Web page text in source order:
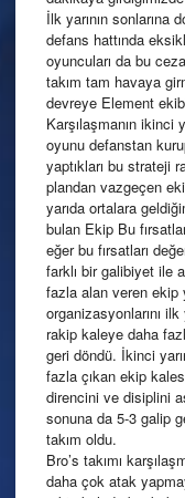
İlk yarının sonlarına
defans hattında
oyuncuları da bu
takım tam havaya
devreye Element
Karşılaşmanın ikinci
oyunu defanstan
yaptıkları bu strateji
plandan vazgeçen
yarıda ortalara
bulan Ekip Bu
eğer bu fırsatları
farklı bir galibiyet ile
fazla alan veren ekip
organizasyonlarını
rakip kaleye daha
geri döndü. İkinci
fazla çıkan ekip
direncini ve disiplini
sonuna da 5-3 galip
takım oldu.
Bro’s takımı
daha çok atak